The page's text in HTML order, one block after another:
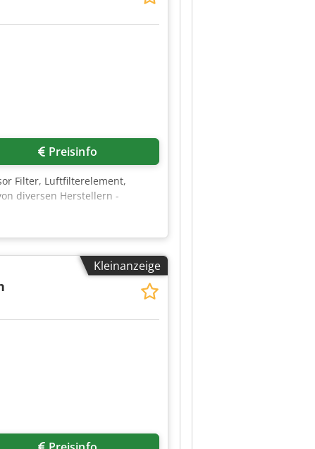
Preisinfo
Filter, Luftfilterelement,
diversen Herstellern -
Kleinanzeige